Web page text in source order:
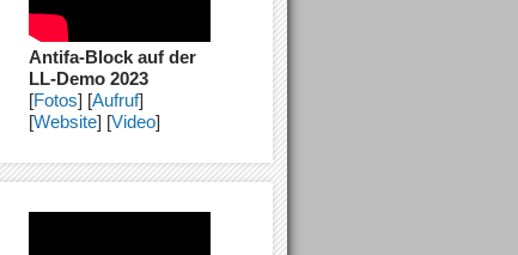
Antifa-Block auf der
LL-Demo 2023
[Fotos] [Aufruf]
[Website] [Video]